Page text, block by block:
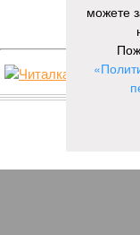
ЕЩЕ
можете